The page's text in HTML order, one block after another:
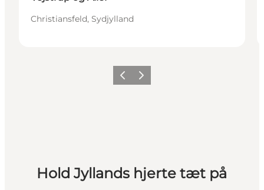
Christiansfeld, Sydjylland
Forrige billede
Næste billede
Hold Jyllands hjerte tæt på